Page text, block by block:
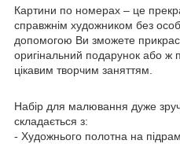
Картини по номерах – це
справжнім художником без
допомогою Ви зможете
оригінальний подарунок або ж
цікавим творчим заняттям.
Набір для малювання дуже
складається з:
- Художнього полотна на